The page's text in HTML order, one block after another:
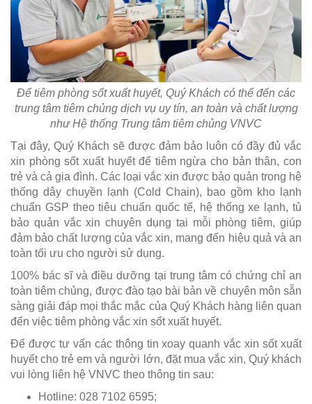
Để tiêm phòng sốt xuất huyết, Quý Khách có thể đến các
trung tâm tiêm chủng dịch vụ uy tín, an toàn và chất lượng
như Hệ thống Trung tâm tiêm chủng VNVC
Tại đây, Quý Khách sẽ được đảm bảo luôn có đầy đủ vắc
xin phòng sốt xuất huyết để tiêm ngừa cho bản thân, con
trẻ và cả gia đình. Các loại vắc xin được bảo quản trong hệ
thống dây chuyền lạnh (Cold Chain), bao gồm kho lạnh
chuẩn GSP theo tiêu chuẩn quốc tế, hệ thống xe lạnh, tủ
bảo quản vắc xin chuyên dụng tại mỗi phòng tiêm, giúp
đảm bảo chất lượng của vắc xin, mang đến hiệu quả và an
toàn tối ưu cho người sử dụng.
100% bác sĩ và điều dưỡng tại trung tâm có chứng chỉ an
toàn tiêm chủng, được đào tạo bài bản về chuyên môn sẵn
sàng giải đáp mọi thắc mắc của Quý Khách hàng liên quan
đến việc tiêm phòng vắc xin sốt xuất huyết.
Để được tư vấn các thông tin xoay quanh vắc xin sốt xuất
huyết cho trẻ em và người lớn, đặt mua vắc xin, Quý khách
vui lòng liên hệ VNVC theo thông tin sau:
Hotline: 028 7102 6595;